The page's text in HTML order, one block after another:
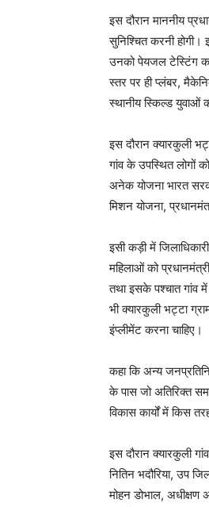
इस दौरान माननीय
सुनिश्चित करनी
उनको पेयजल टेस्टिंग का
स्तर पर ही प्लंबर,
स्थानीय स्किल्ड युवाओं
इस दौरान क्यारकुली
गांव के उपस्थित लोगों
अनेक योजना भारत
मिशन योजना,
इसी कड़ी में
महिलाओं को
तथा इसके पश्चात गांव
भी क्यारकुली भट्टा
इंप्लीमेंट करना चाहिए।
कहा कि अन्य
के पास जो अतिरिक्त
विकास कार्यों में किस
इस दौरान क्यारकुली
नितिन भदौरिया, उप
मोहन डोभाल, अधीक्षण